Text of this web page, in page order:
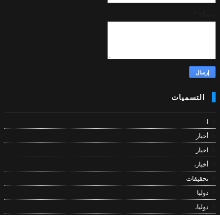
التسميات
أخبار
اخبار
أخبار،
تحقيقات
دوليا
دوليا،